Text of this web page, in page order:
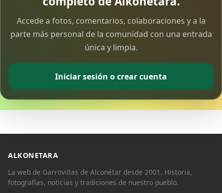
Accede a fotos, comentarios, colaboraciones y a la
parte más personal de la comunidad con una entrada
única y limpia.
Iniciar sesión o crear cuenta
ALKONETARA
La web de Garrovillas de Alconétar desde 2001. Historia,
fotografías, noticias y tradiciones de nuestro pueblo.